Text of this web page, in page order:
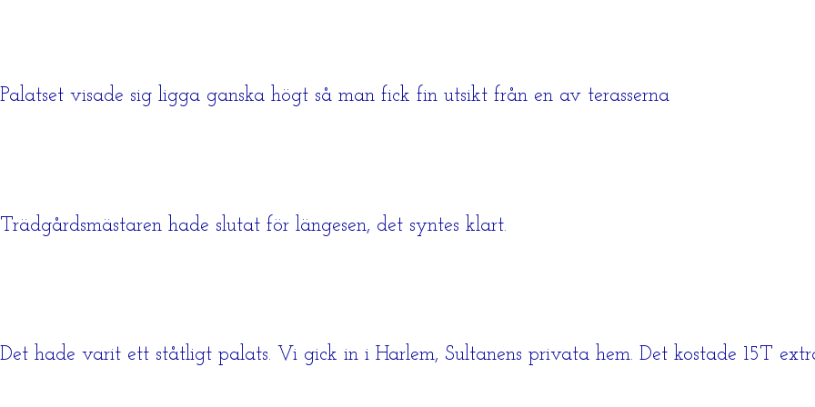
Palatset visade sig ligga ganska högt så man fick fin utsikt från en av terasserna
Trädgårdsmästaren hade slutat för längesen, det syntes klart.
Det hade varit ett ståtligt palats. Vi gick in i Harlem, Sultanens privata hem. Det kostade 15T